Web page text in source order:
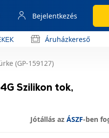
Bejelentkezés
Áruházkereső
(GP-159127)
Szilikon tok,
Jótállás az ÁSZF-ben